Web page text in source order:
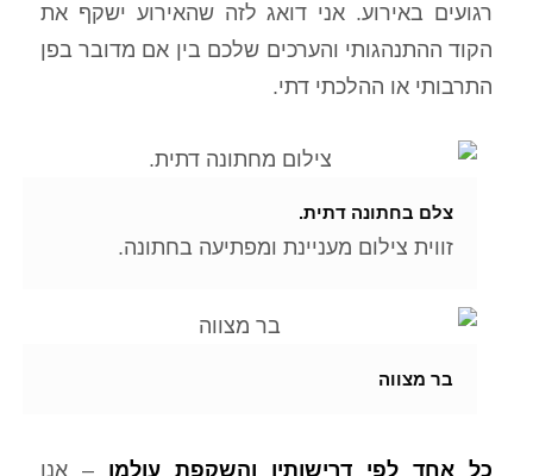
רגועים באירוע. אני דואג לזה שהאירוע ישקף את
הקוד ההתנהגותי והערכים שלכם בין אם מדובר בפן
התרבותי או ההלכתי דתי.
צלם בחתונה דתית.
זווית צילום מעניינת ומפתיעה בחתונה.
בר מצווה
כל אחד לפי דרישותיו והשקפת עולמו– אנו